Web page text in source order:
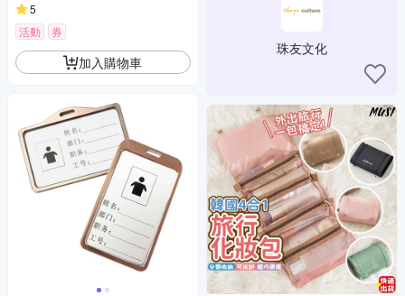
5
活動
券
加入購物車
珠友文化